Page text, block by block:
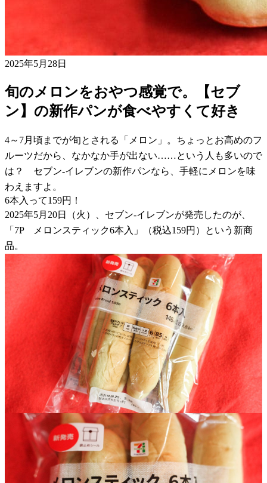
2025年5月28日
旬のメロンをおやつ感覚で。【セブ
ン】の新作パンが食べやすくて好き
4～7月頃までが旬とされる「メロン」。ちょっとお高めのフ
ルーツだから、なかなか手が出ない……という人も多いので
は？ セブン-イレブンの新作パンなら、手軽にメロンを味
わえますよ。
6本入って159円！
2025年5月20日（火）、セブン-イレブンが発売したのが、
「7P メロンスティック6本入」（税込159円）という新商
品。